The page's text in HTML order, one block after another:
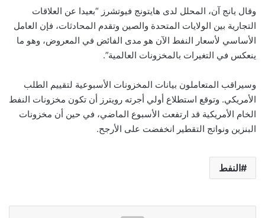
وقال يانج آن، المحلل لدى هايتونج فيوتشرز “بعيدا عن العلاقات
التجارية بين الولايات المتحدة والصين وتقدم المحادثات، فإن العامل
الأساسي لأسعار النفط الآن هو مدى الفائض في المعروض، وهو ما
ينعكس في التغيرات بالمخزونات العالمية”.
وسيراقب المتعاملون بيانات المخزونات الأسبوعية لتقييم الطلب
الأمريكي. وتوقع استطلاع أولي أجرته رويترز أن تكون مخزونات النفط
الخام الأمريكية قد ارتفعت الأسبوع الماضي، في حين أن مخزونات
البنزين ونواتج التقطير انخفضت على الأرجح.
النفط